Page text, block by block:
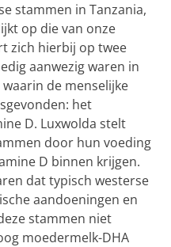
stammen in Tanzania,
op die van onze
zich hierbij op twee
aanwezig waren in
de menselijke
het
D. Luxwolda stelt
door hun voeding
D binnen krijgen.
dat typisch westerse
aandoeningen en
stammen niet
moedermelk-DHA